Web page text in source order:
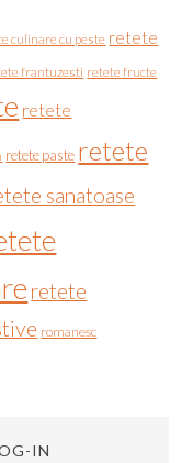
culinare cu peste retete
frantuzesti retete fructe
retete
retete paste retete
sanatoase
retete
romanesc
IN